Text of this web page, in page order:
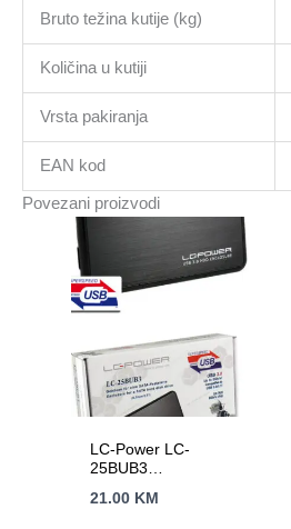
Bruto težina kutije (kg)
Količina u kutiji
Vrsta pakiranja
EAN kod
Povezani proizvodi
LC-Power LC-
25BUB3
3.0,ultra slim
21.00 KM